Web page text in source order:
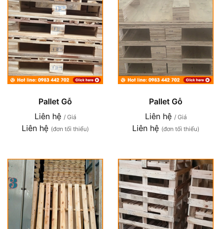
Pallet Gỗ
Liên hệ / Giá
Liên hệ (đơn tối thiểu)
Pallet Gỗ
Liên hệ / Giá
Liên hệ (đơn tối thiểu)